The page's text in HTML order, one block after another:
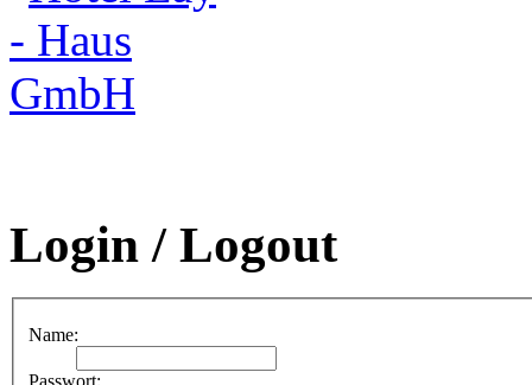
Login / Logout
Name:
Passwort: